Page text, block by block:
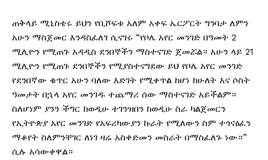
ጠቅላይ ሚኒስቴሩ ይህን የቢሾፍቱ አለም አቀፍ ኤርፖርት ግንባታ ለምን
አሁን ማስጀመር እንዳስፈለገ ሲናገሩ “የቦሌ አየር መንገድ በዓመት 2
ሚሊዮን የሚጠጉ አዳዲስ ደንበኞችን ማስተናገድ ጀመሯል። አሁን ላይ 21
ሚሊዮን የሚጠጉ ደንበኞችን የሚያስተናግደው ይህ የቦሌ አየር መንገድ
የደንበኛው ቁጥር አሁን ባለው እድገት የሚቀጥል ከሆነ ከሁለት እና ሶስት
ዓመታት በኋላ አየር መንገዱ ተጨማሪ ሰው ማስተናገድ አይችልም።
ስለሆነም ያንን ችግር ከወዲሁ ተገንዝበን ከወዲሁ ስራ ካልጀመርን
የኢትዮጵያ አየር መንገድ የአፍሪካውያን ኩራት የሚለውን ስም ተጎናፅፈን
ማቆየት ስለምንቸገር ለነገ ዛሬ አስቀድመን መስራት በማስፈለጉ ነው።”
ሲሉ አሳውቀዋል።